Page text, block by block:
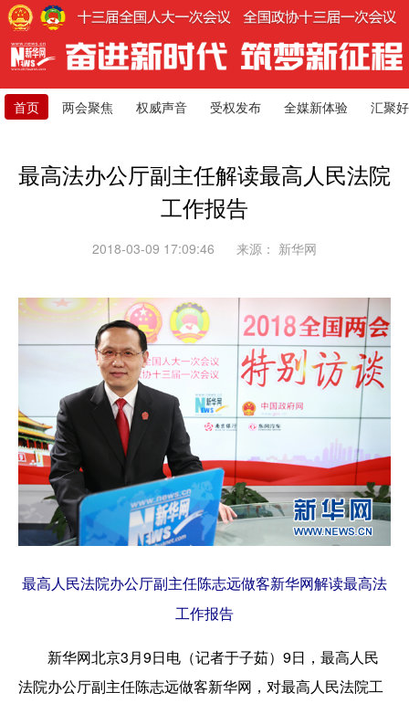
首页 两会聚焦 权威声音 受权发布 全媒新体验 汇聚
最高法办公厅副主任解读最高人民法院
工作报告
2018-03-09 17:09:46 来源： 新华网
最高人民法院办公厅副主任陈志远做客新华网解读最高法
工作报告
新华网北京3月9日电（记者于子茹）9日，最高人民
法院办公厅副主任陈志远做客新华网，对最高人民法院工